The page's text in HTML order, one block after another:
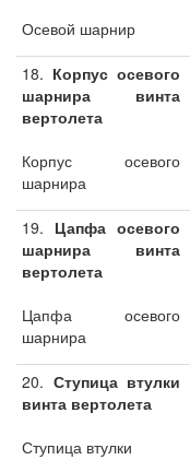
Осевой шарнир
18. Корпус осевого
шарнира винта
вертолета
Корпус осевого
шарнира
19. Цапфа осевого
шарнира винта
вертолета
Цапфа осевого
шарнира
20. Ступица втулки
винта вертолета
Ступица втулки